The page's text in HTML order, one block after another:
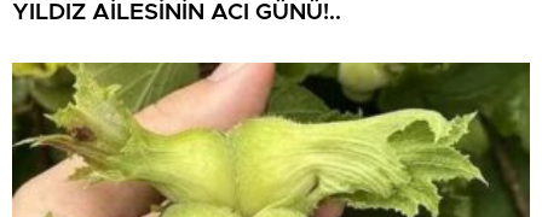
YILDIZ AİLESİNİN ACI GÜNÜ!..